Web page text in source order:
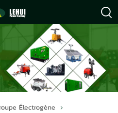
Électrogène